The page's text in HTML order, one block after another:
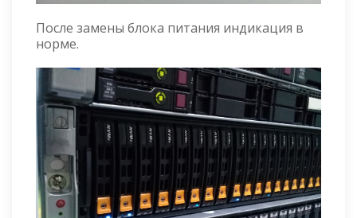
После замены блока питания индикация в
норме.